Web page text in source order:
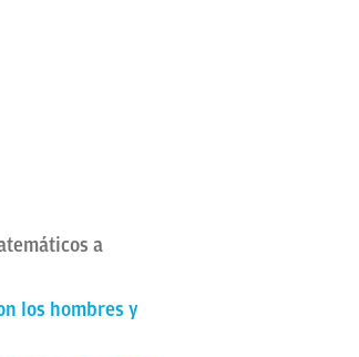
a
los hombres y